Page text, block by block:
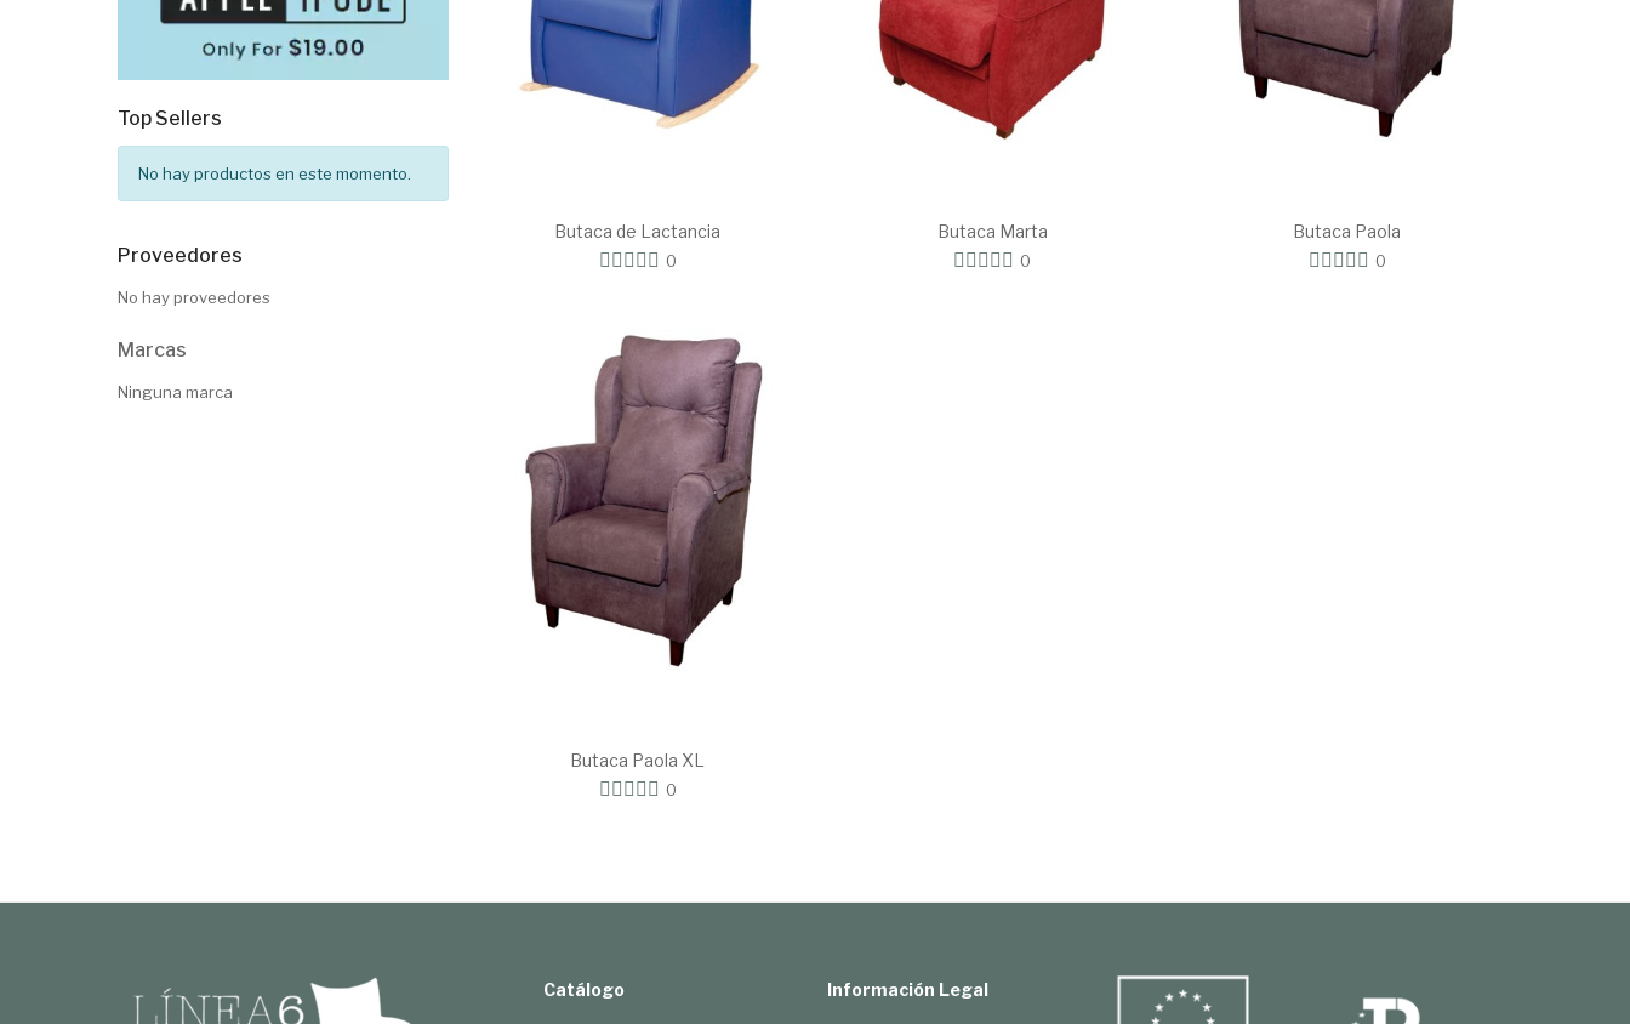
Top Sellers
No hay productos en este momento.
Proveedores
No hay proveedores
Marcas
Ninguna marca
Butaca de Lactancia
0
Butaca Marta
0
Butaca Paola
0
Butaca Paola XL
0
Catálogo Información Legal